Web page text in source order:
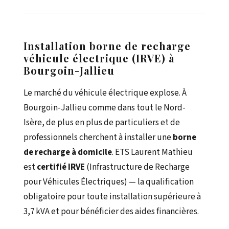
Installation borne de recharge
véhicule électrique (IRVE) à
Bourgoin-Jallieu
Le marché du véhicule électrique explose. À
Bourgoin-Jallieu comme dans tout le Nord-
Isère, de plus en plus de particuliers et de
professionnels cherchent à installer uneborne
de recharge à domicile. ETS Laurent Mathieu
estcertifié IRVE (Infrastructure de Recharge
pour Véhicules Électriques) — la qualification
obligatoire pour toute installation supérieure à
3,7 kVA et pour bénéficier des aides financières.